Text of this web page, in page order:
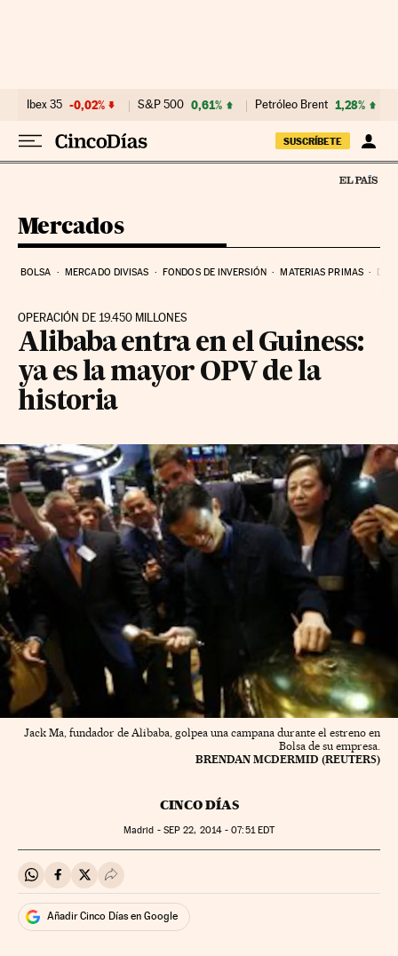
Ibex 35 -0,02% S&P 500 0,61% Petróleo Brent 1,28%
SUSCRÍBETE
Mercados
BOLSA MERCADO DIVISAS FONDOS DE INVERSIÓN MATERIAS PRIMAS
OPERACIÓN DE 19.450 MILLONES
Alibaba entra en el Guiness:
ya es la mayor OPV de la
historia
Jack Ma, fundador de Alibaba, golpea una campana durante el estreno en
Bolsa de su empresa.
BRENDAN MCDERMID (REUTERS)
CINCO DÍAS
Madrid - SEP 22, 2014 - 07:51 EDT
Compartir en Whatsapp
Compartir en Facebook
Compartir en Twitter
Desplegar Redes Sociales
Añadir Cinco Días en Google